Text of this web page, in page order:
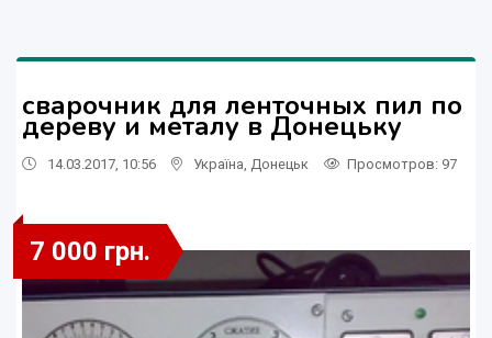
сварочник для ленточных пил по
дереву и металу в Донецьку
14.03.2017, 10:56 Україна Донецьк Просмотров: 97
7 000 грн.